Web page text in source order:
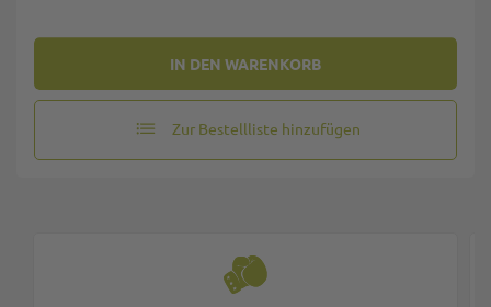
IN DEN WARENKORB
Zur Bestellliste hinzufügen